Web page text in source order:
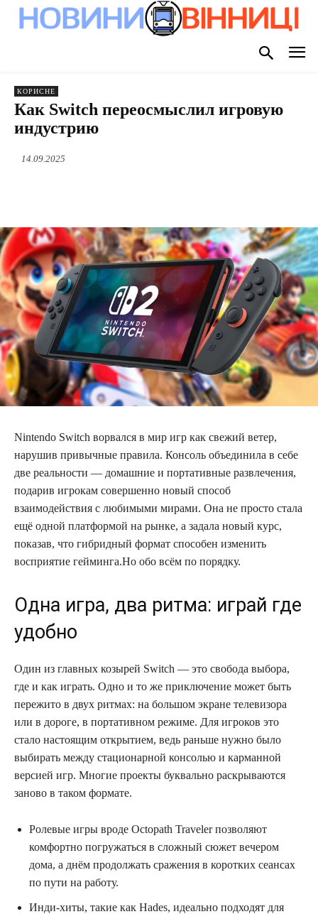
КОРИСНЕ
Как Switch переосмыслил игровую
индустрию
14.09.2025
Nintendo Switch ворвался в мир игр как свежий ветер,
нарушив привычные правила. Консоль объединила в себе
две реальности — домашние и портативные развлечения,
подарив игрокам совершенно новый способ
взаимодействия с любимыми мирами. Она не просто стала
ещё одной платформой на рынке, а задала новый курс,
показав, что гибридный формат способен изменить
восприятие гейминга.Но обо всём по порядку.
Одна игра, два ритма: играй где
удобно
Один из главных козырей Switch — это свобода выбора,
где и как играть. Одно и то же приключение может быть
пережито в двух ритмах: на большом экране телевизора
или в дороге, в портативном режиме. Для игроков это
стало настоящим открытием, ведь раньше нужно было
выбирать между стационарной консолью и карманной
версией игр. Многие проекты буквально раскрываются
заново в таком формате.
Ролевые игры вроде Octopath Traveler позволяют
комфортно погружаться в сложный сюжет вечером
дома, а днём продолжать сражения в коротких сеансах
по пути на работу.
Инди-хиты, такие как Hades, идеально подходят для